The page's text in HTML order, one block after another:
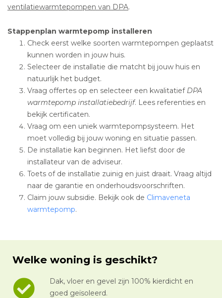
ventilatiewarmtepompen van DPA.
Stappenplan warmtepomp installeren
Check eerst welke soorten warmtepompen geplaatst
kunnen worden in jouw huis.
Selecteer de installatie die matcht bij jouw huis en
natuurlijk het budget.
Vraag offertes op en selecteer een kwalitatief DPA
warmtepomp installatiebedrijf. Lees referenties en
bekijk certificaten.
Vraag om een uniek warmtepompsysteem. Het
moet volledig bij jouw woning en situatie passen.
De installatie kan beginnen. Het liefst door de
installateur van de adviseur.
Toets of de installatie zuinig en juist draait. Vraag altijd
naar de garantie en onderhoudsvoorschriften.
Claim jouw subsidie. Bekijk ook de Climaveneta
warmtepomp.
Welke woning is geschikt?
Dak, vloer en gevel zijn 100% kierdicht en
goed geïsoleerd.